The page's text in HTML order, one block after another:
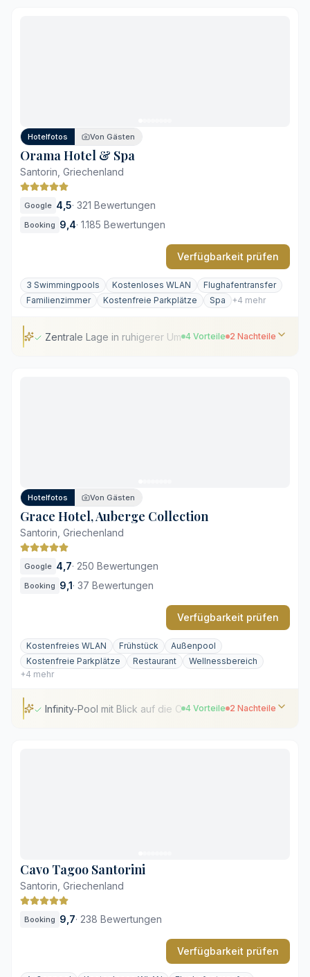
Hotelfotos Von Gästen
Orama Hotel & Spa
Santorin, Griechenland
Google 4,5· 321 Bewertungen
Booking 9,4· 1.185 Bewertungen
Verfügbarkeit prüfen
3 Swimmingpools Kostenloses WLAN
Flughafentransfer
Familienzimmer
Kostenfreie Parkplätze Spa +4 mehr
Zentrale Lage in ruhigerer Umgebung
4 Vorteile 2 Nachteile
Hotelfotos Von Gästen
Grace Hotel, Auberge Collection
Santorin, Griechenland
Google 4,7· 250 Bewertungen
Booking 9,1· 37 Bewertungen
Verfügbarkeit prüfen
Kostenfreies WLAN Frühstück
Außenpool
Kostenfreie Parkplätze
Restaurant
Wellnessbereich
+4 mehr
Infinity-Pool mit Blick auf die Caldera
4 Vorteile 2 Nachteile
Cavo Tagoo Santorini
Santorin, Griechenland
Booking 9,7· 238 Bewertungen
Verfügbarkeit prüfen